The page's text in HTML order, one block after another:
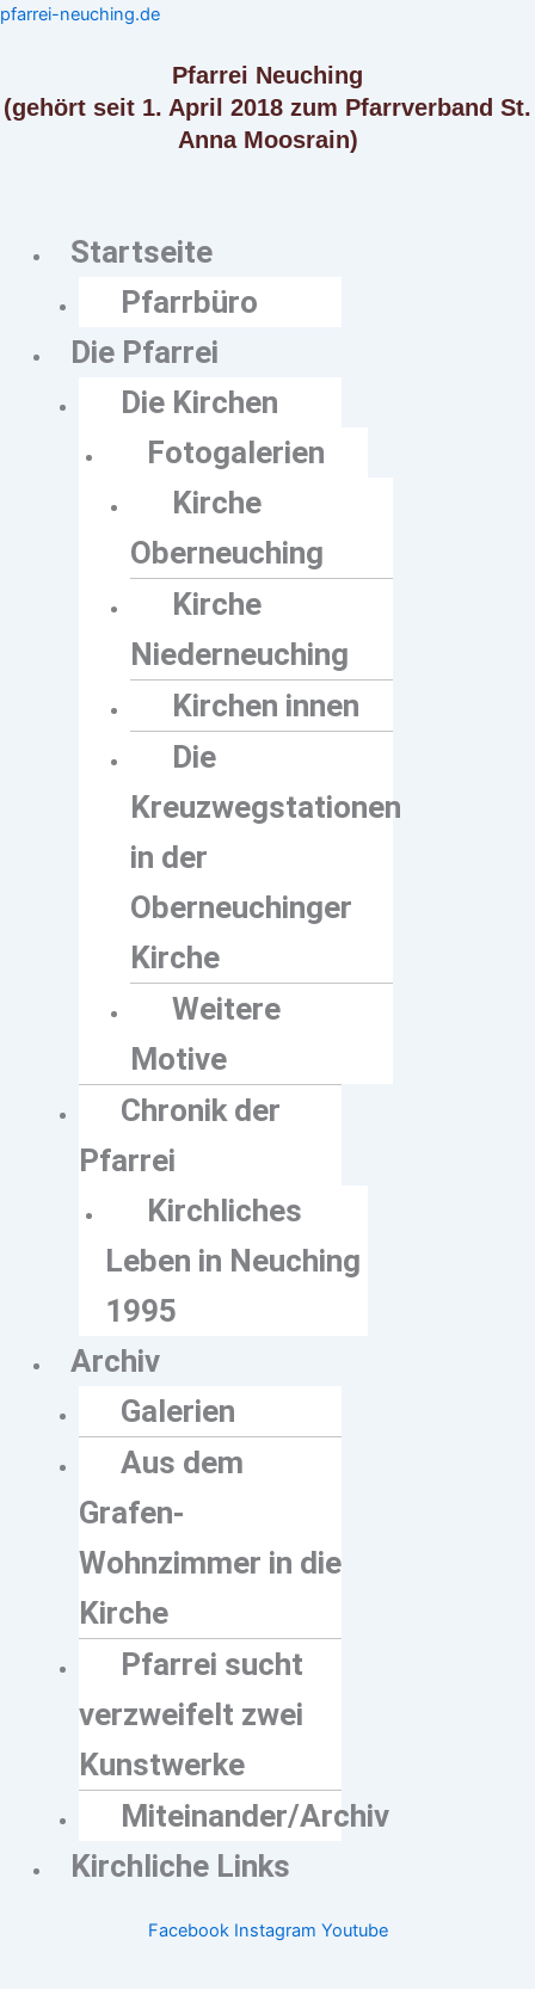
Zum
pfarrei-neuching.de
Pfarrei Neuching
(gehört seit 1. April 2018 zum Pfarrverband St.
Anna Moosrain)
Menü
Startseite
Pfarrbüro
Die Pfarrei
Die Kirchen
Fotogalerien
Kirche
Oberneuching
Kirche
Niederneuching
Kirchen innen
Die
Kreuzwegstationen
in der
Oberneuchinger
Kirche
Weitere
Motive
Chronik der
Pfarrei
Kirchliches
Leben in Neuching
1995
Archiv
Galerien
Aus dem
Grafen-
Wohnzimmer in die
Kirche
Pfarrei sucht
verzweifelt zwei
Kunstwerke
Miteinander/Archiv
Kirchliche Links
Facebook Instagram Youtube
Menü